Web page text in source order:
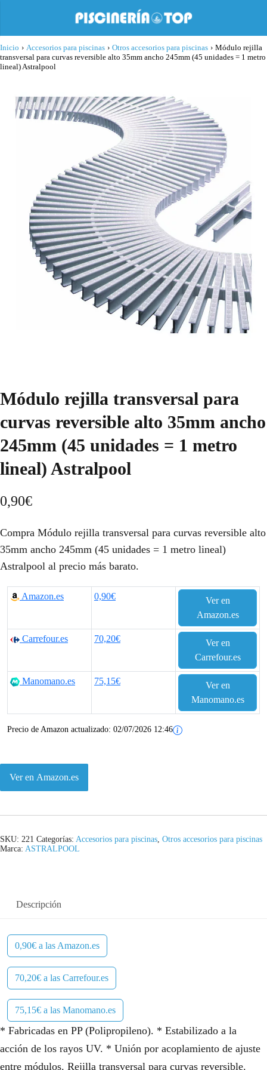
Inicio › Accesorios para piscinas › Otros accesorios para piscinas › Módulo rejilla
transversal para curvas reversible alto 35mm ancho 245mm (45 unidades = 1 metro
lineal) Astralpool
Módulo rejilla transversal para
curvas reversible alto 35mm ancho
245mm (45 unidades = 1 metro
lineal) Astralpool
0,90€
Compra Módulo rejilla transversal para curvas reversible alto
35mm ancho 245mm (45 unidades = 1 metro lineal)
Astralpool al precio más barato.
Amazon.es 0,90€
Ver en
Amazon.es
Carrefour.es 70,20€
Ver en
Carrefour.es
Manomano.es 75,15€
Ver en
Manomano.es
Precio de Amazon actualizado: 02/07/2026 12:46
Ver en Amazon.es
SKU: 221 Categorías: Accesorios para piscinas, Otros accesorios para piscinas
Marca: ASTRALPOOL
Descripción
0,90€ a las Amazon.es
70,20€ a las Carrefour.es
75,15€ a las Manomano.es
* Fabricadas en PP (Polipropileno). * Estabilizado a la
acción de los rayos UV. * Unión por acoplamiento de ajuste
entre módulos. Rejilla transversal para curvas reversible.